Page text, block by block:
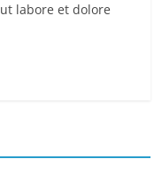
labore et dolore